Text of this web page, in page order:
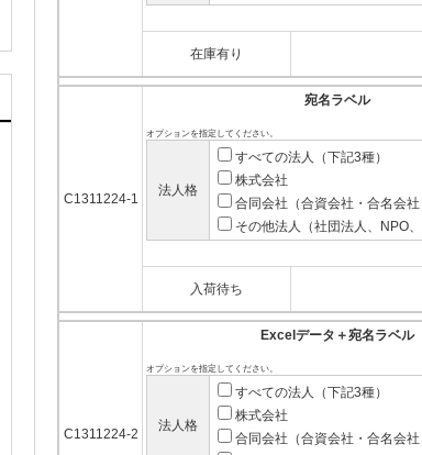
在庫有り
C1311224-1
宛名ラベル
オプションを指定してください。
法人格
すべての法人（下記3種）
株式会社
合同会社（合資会社・合名会社
その他法人（社団法人、NPO、
入荷待ち
C1311224-2
Excelデータ＋宛名ラベル
オプションを指定してください。
法人格
すべての法人（下記3種）
株式会社
合同会社（合資会社・合名会社